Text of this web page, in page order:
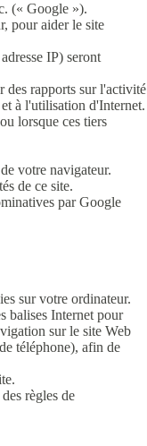
(« Google »).
pour aider le site
IP) seront
des rapports sur l'activité
à l'utilisation d'Internet.
lorsque ces tiers
votre navigateur.
de ce site.
par Google
sur votre ordinateur.
balises Internet pour
sur le site Web
téléphone), afin de
règles de